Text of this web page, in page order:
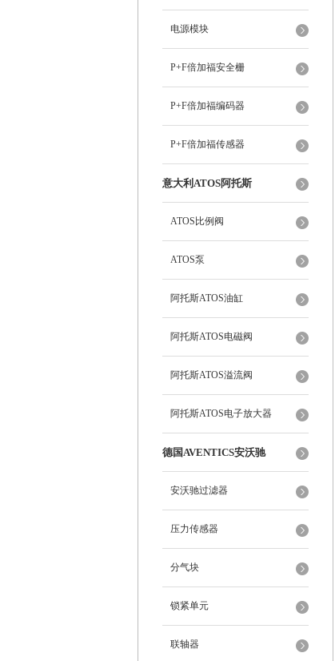
电源模块
P+F倍加福安全栅
P+F倍加福编码器
P+F倍加福传感器
意大利ATOS阿托斯
ATOS比例阀
ATOS泵
阿托斯ATOS油缸
阿托斯ATOS电磁阀
阿托斯ATOS溢流阀
阿托斯ATOS电子放大器
德国AVENTICS安沃驰
安沃驰过滤器
压力传感器
分气块
锁紧单元
联轴器